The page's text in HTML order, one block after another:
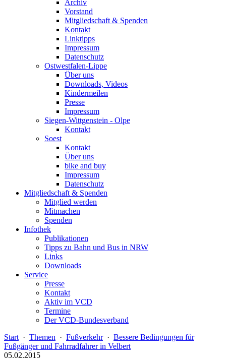
Archiv
Vorstand
Mitgliedschaft & Spenden
Kontakt
Linktipps
Impressum
Datenschutz
Ostwestfalen-Lippe
Über uns
Downloads, Videos
Kindermeilen
Presse
Impressum
Siegen-Wittgenstein - Olpe
Kontakt
Soest
Kontakt
Über uns
bike and buy
Impressum
Datenschutz
Mitgliedschaft & Spenden
Mitglied werden
Mitmachen
Spenden
Infothek
Publikationen
Tipps zu Bahn und Bus in NRW
Links
Downloads
Service
Presse
Kontakt
Aktiv im VCD
Termine
Der VCD-Bundesverband
Start · Themen · Fußverkehr· Bessere Bedingungen für
Fußgänger und Fahrradfahrer in Velbert
05.02.2015